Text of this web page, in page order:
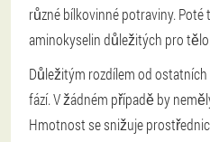
různé bílkovinné potraviny.
aminokyselin důležitých pro tělo.
Důležitým rozdílem od
fází. V žádném případě by
Hmotnost se snižuje